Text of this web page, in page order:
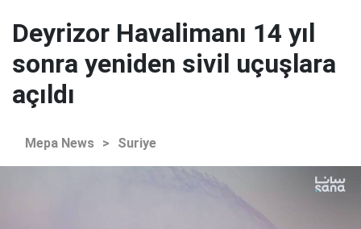
Deyrizor Havalimanı 14 yıl
sonra yeniden sivil uçuşlara
açıldı
Mepa News > Suriye